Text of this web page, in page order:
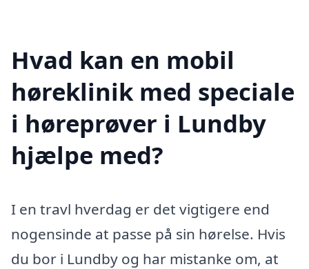
Hvad kan en mobil
høreklinik med speciale
i høreprøver i Lundby
hjælpe med?
I en travl hverdag er det vigtigere end
nogensinde at passe på sin hørelse. Hvis
du bor i Lundby og har mistanke om, at